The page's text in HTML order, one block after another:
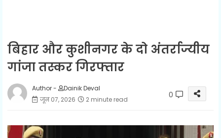
बिहार और कुशीनगर के दो अंतर्राज्यीय
गांजा तस्कर गिरफ्तार
Author -
Dainik Deval
जून 07, 2026
2 minute read 0